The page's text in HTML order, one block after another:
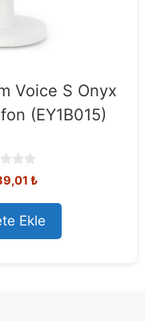
Voice S Onyx
(EY1B015)
₺
Ekle